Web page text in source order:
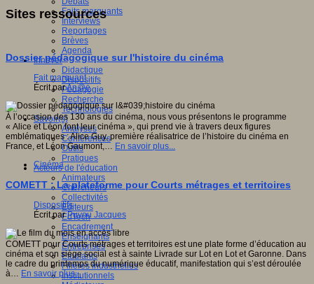
Faits marquants
Interviews
Reportages
Brèves
Agenda
Innover
Didactique
Dispositifs
Pédagogie
Recherche
Technologies
Savoir(s)
Analyses
Conférences
Outils
Pratiques
Acteurs de l'éducation
Animateurs
Chercheurs
Collectivités
Editeurs
EdTech
Encadrement
Enseignants
Entreprises
Etudiants
Filières industrielles
Institutionnels
Sites ressources
Dossier pédagogique sur l'histoire du cinéma
Fait marquant
Écrit parAn@é
À l’occasion des 130 ans du cinéma, nous vous présentons le programme
« Alice et Léon font leur cinéma », qui prend vie à travers deux figures
emblématiques : Alice Guy, première réalisatrice de l’histoire du cinéma en
France, et Léon Gaumont,… En savoir plus...
Cinéma
COMETT : La plateforme pour Courts métrages et territoires
Dispositifs
Écrit parPuyou Jacques
COMETT pour Courts métrages et territoires est une plate forme d’éducation au
cinéma et son siège social est à sainte Livrade sur Lot en Lot et Garonne. Dans
le cadre du printemps du numérique éducatif, manifestation qui s’est déroulée
à… En savoir plus...